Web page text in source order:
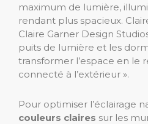
maximum de lumière,
rendant plus spacieux.
Claire Garner Design
puits de lumière et les
transformer l’espace en le
connecté à l’extérieur ».
Pour optimiser l’éclairage
couleurs claires sur les